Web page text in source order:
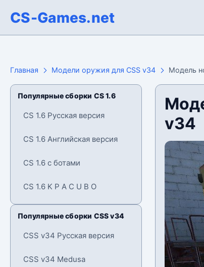
CS-Games.net
Главная Модели оружия для CSS v34 Модель
Популярные сборки CS 1.6
CS 1.6 Русская версия
CS 1.6 Английская версия
CS 1.6 с ботами
CS 1.6 K P A C U B O
Популярные сборки CSS v34
CSS v34 Русская версия
CSS v34 Medusa
v34